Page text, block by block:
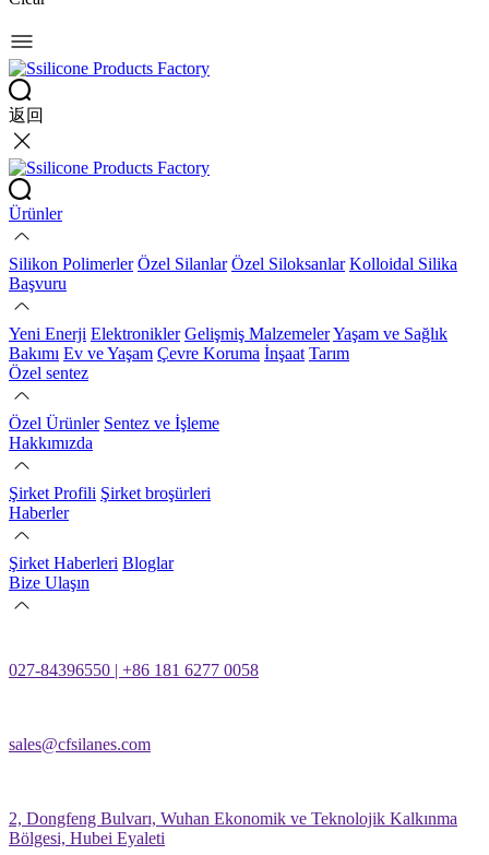
返回
Ürünler
Silikon Polimerler Özel Silanlar Özel Siloksanlar Kolloidal Silika
Başvuru
Yeni Enerji Elektronikler Gelişmiş MalzemelerYaşam ve Sağlık
Bakımı Ev ve Yaşam Çevre Koruma İnşaat Tarım
Özel sentez
Özel Ürünler Sentez ve İşleme
Hakkımızda
Şirket Profili Şirket broşürleri
Haberler
Şirket Haberleri Bloglar
Bize Ulaşın
027-84396550 | +86 181 6277 0058
sales@cfsilanes.com
2, Dongfeng Bulvarı, Wuhan Ekonomik ve Teknolojik Kalkınma
Bölgesi, Hubei Eyaleti